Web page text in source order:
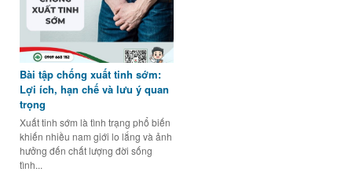
Bài tập chống xuất tinh sớm:
Lợi ích, hạn chế và lưu ý quan
trọng
Xuất tinh sớm là tình trạng phổ biến
khiến nhiều nam giới lo lắng và ảnh
hưởng đến chất lượng đời sống
tình...